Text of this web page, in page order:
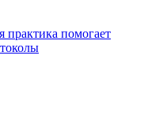
помогает